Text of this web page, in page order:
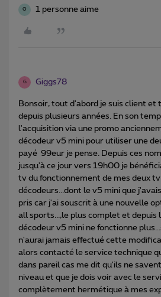
O 1 personne aime
G Giggs78
Bonsoir, tout d'abord je suis client
depuis plusieurs années. En son
l'acquisition via une promo
décodeur v5 mini pour utiliser une
payé 99eur je pense. Depuis ces
jusqu'à ce jour vers 19h00 je
tv du fonctionnement de mes deux
décodeurs...dont le v5 mini que
pris car j'ai souscrit à une nouvelle
all sports...,le plus complet et depuis
décodeur v5 mini ne fonctionne
n'aurai jamais effectué cette
alors contacté le service technique
dans pareil cas me dit qu'ils ne
niveau et que je dois voir avec le
complètement hermétique à mes